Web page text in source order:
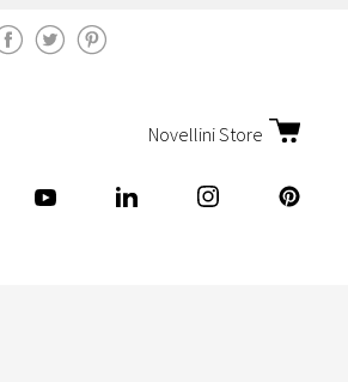
Novellini Store